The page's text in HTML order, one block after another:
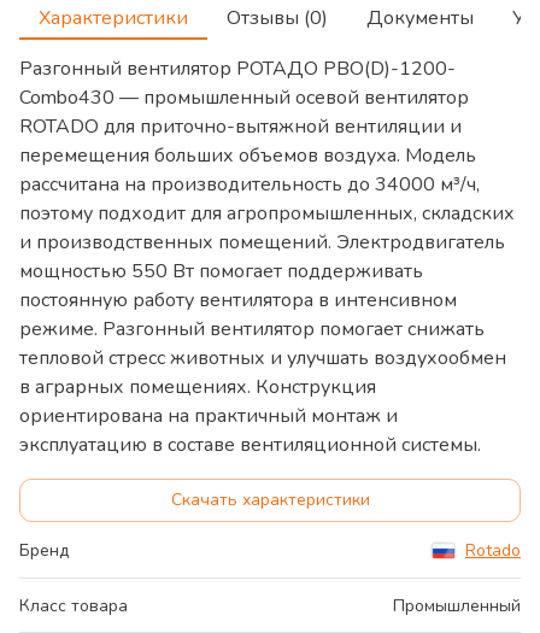
Характеристики Отзывы (0) Документы
Разгонный вентилятор РОТАДО РВО(D)-1200-
Combo430 — промышленный осевой вентилятор
ROTADO для приточно-вытяжной вентиляции и
перемещения больших объемов воздуха. Модель
рассчитана на производительность до 34000 м³/ч,
поэтому подходит для агропромышленных, складских
и производственных помещений. Электродвигатель
мощностью 550 Вт помогает поддерживать
постоянную работу вентилятора в интенсивном
режиме. Разгонный вентилятор помогает снижать
тепловой стресс животных и улучшать воздухообмен
в аграрных помещениях. Конструкция
ориентирована на практичный монтаж и
эксплуатацию в составе вентиляционной системы.
Скачать характеристики
Бренд Rotado
Класс товара Промышленный